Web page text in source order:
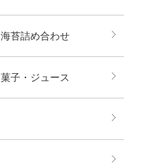
苔詰め合わせ
子・ジュース